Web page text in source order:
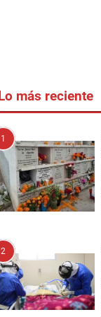
Lo más reciente
1
2